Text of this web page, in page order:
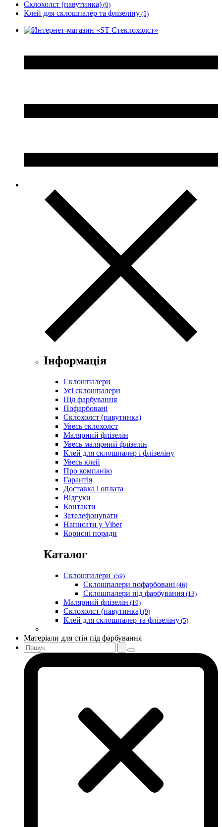
Склохолст (павутинка) (9)
Клей для склошпалер та флізеліну (5)
Інформація
Склошпалери
Усі склошпалери
Під фарбування
Пофарбовані
Склохолст (павутинка)
Увесь склохолст
Малярний флізелін
Увесь малярний флізелін
Клей для склошпалер і флізеліну
Увесь клей
Про компанію
Гарантія
Доставка і оплата
Відгуки
Контакти
Зателефонувати
Написати у Viber
Корисні поради
Каталог
Склошпалери (59)
Склошпалери пофарбовані (46)
Склошпалери під фарбування (13)
Малярний флізелін (19)
Склохолст (павутинка) (9)
Клей для склошпалер та флізеліну (5)
Матеріали для стін під фарбування